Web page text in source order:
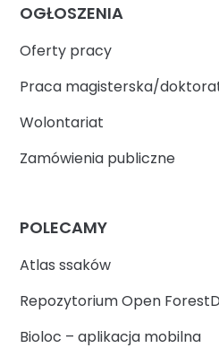
OGŁOSZENIA
Oferty pracy
Praca magisterska/
Wolontariat
Zamówienia publiczne
POLECAMY
Atlas ssaków
Repozytorium Open
Bioloc – aplikacja mobilna